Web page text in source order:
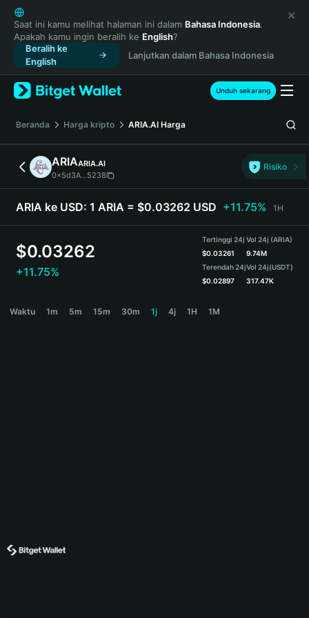
English
日本語
Tiếng Việt
Русский
Español (Latinoamérica)
Türkçe
Français
Deutsch
简体中文
繁體中文
Português (Portugal)
Bahasa Indonesia
ภาษาไทย
Español
Español (Argentina)
Saat ini kamu melihat halaman ini dalam Bahasa Indonesia.
Apakah kamu ingin beralih ke English?
Beralih ke
English
Lanjutkan dalam Bahasa Indonesia
Unduh sekarang
Beranda Harga kripto ARIA.AI Harga
ARIAARIA.AI
0x5d3A...5238
Risiko
ARIA ke USD: 1 ARIA = $0.03262 USD +11.75% 1H
$0.03262
+11.75%
Tertinggi 24j
$0.03261
Terendah 24j
$0.02897
Vol 24j (ARIA)
9.74M
Vol 24j(USDT)
317.47K
Waktu 1m 5m 15m 30m 1j 4j 1H 1M